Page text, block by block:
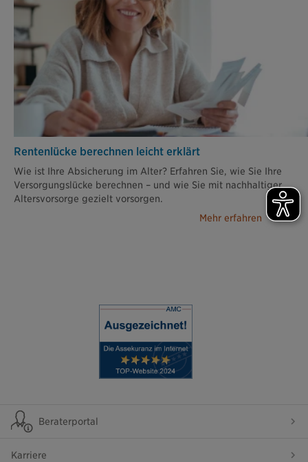
Rentenlücke berechnen leicht erklärt
Wie ist Ihre Absicherung im Alter? Erfahren Sie, wie Sie Ihre
Versorgungslücke berechnen – und wie Sie mit nachhaltiger
Altersvorsorge gezielt vorsorgen.
Mehr erfahren
Beraterportal
Karriere